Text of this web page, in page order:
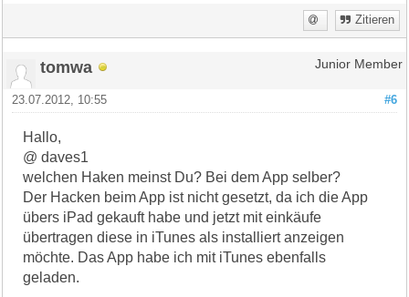
Zitieren
tomwa Junior Member
#6
23.07.2012, 10:55
Hallo,
@ daves1
welchen Haken meinst Du? Bei dem App selber?
Der Hacken beim App ist nicht gesetzt, da ich die App
übers iPad gekauft habe und jetzt mit einkäufe
übertragen diese in iTunes als installiert anzeigen
möchte. Das App habe ich mit iTunes ebenfalls
geladen.